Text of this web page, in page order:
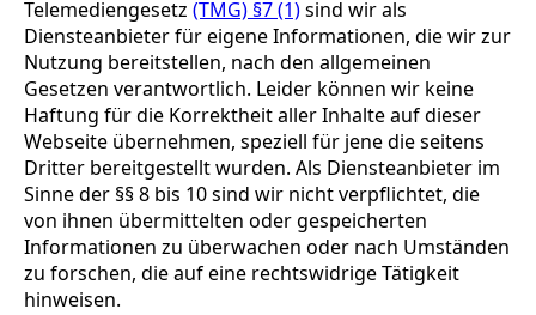
Telemediengesetz (TMG) §7 (1)sind wir als
Diensteanbieter für eigene Informationen, die wir zur
Nutzung bereitstellen, nach den allgemeinen
Gesetzen verantwortlich. Leider können wir keine
Haftung für die Korrektheit aller Inhalte auf dieser
Webseite übernehmen, speziell für jene die seitens
Dritter bereitgestellt wurden. Als Diensteanbieter im
Sinne der §§ 8 bis 10 sind wir nicht verpflichtet, die
von ihnen übermittelten oder gespeicherten
Informationen zu überwachen oder nach Umständen
zu forschen, die auf eine rechtswidrige Tätigkeit
hinweisen.